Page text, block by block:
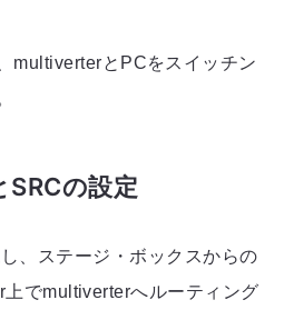
multiverterとPCをスイッチン
の設定
、ステージ・ボックスからの
でmultiverterへルーティング